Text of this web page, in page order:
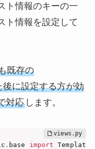
ト情報のキーの一
ト情報を設定して
既存の
に設定する方が効
対応します。
. base import